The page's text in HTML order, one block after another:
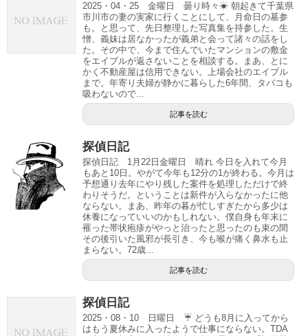
2025・04・25 金曜日 曇り時々☀ 朝起きて千葉県
市川市の妻の実家に行くことにして、月命日の墓参
も。と思って、先日整理した写真集を持参した。生
憎、義妹は居なかったが義弟と会って諸々の話をし
た。その中で、今まで住んでいたマンションの敷金
をエイブルが返さないことを相談する。まあ、とに
かく不動産屋は信用できない。上場会社のエイブル
まで。年寄り夫婦が静かに暮らした6年間、タバコも
吸わないので...
記事を読む
探偵日記
探偵日記 1月22日金曜日 晴れ 今日を入れて今月
もあと10日。やがて今年も12分の1が終わる。今月は
予想通り去年にやり残した案件を処理しただけで終
わりそうだ。ということは新件が入らなかったに他
ならない。まあ、昨年の暮が忙しすぎたから多少は
休養になっていいのかもしれない。僕自身も年末に
罹った帯状疱疹がやっと治ったと思ったのも束の間
その後引いた風邪が長引き、今も喉が痛く鼻水も止
まらない。72歳...
記事を読む
探偵日記
2025・08・10 日曜日 ☔ どうも8月に入ってから
はもう夏休みに入ったようで仕事にならない。TDA